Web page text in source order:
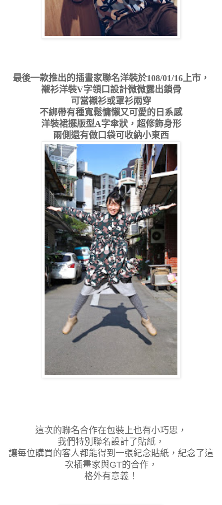
最後一款推出的插畫家聯名洋裝於108/01/16上市，
襯衫洋裝V字領口設計微微露出鎖骨
可當襯衫或罩衫兩穿
不綁帶有種寬鬆慵懶又可愛的日系感
洋裝裙擺版型A字傘狀，超修飾身形
兩側還有做口袋可收納小東西
這次的聯名合作在包裝上也有小巧思，
我們特別聯名設計了貼紙，
讓每位購買的客人都能得到一張紀念貼紙，紀念了這
次插畫家與GT的合作，
格外有意義！